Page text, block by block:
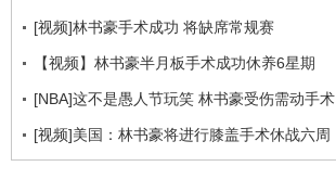
[视频]林书豪手术成功 将缺席常规赛
【视频】林书豪半月板手术成功休养6星期
[NBA]这不是愚人节玩笑 林书豪受伤需动手术
[视频]美国：林书豪将进行膝盖手术休战六周